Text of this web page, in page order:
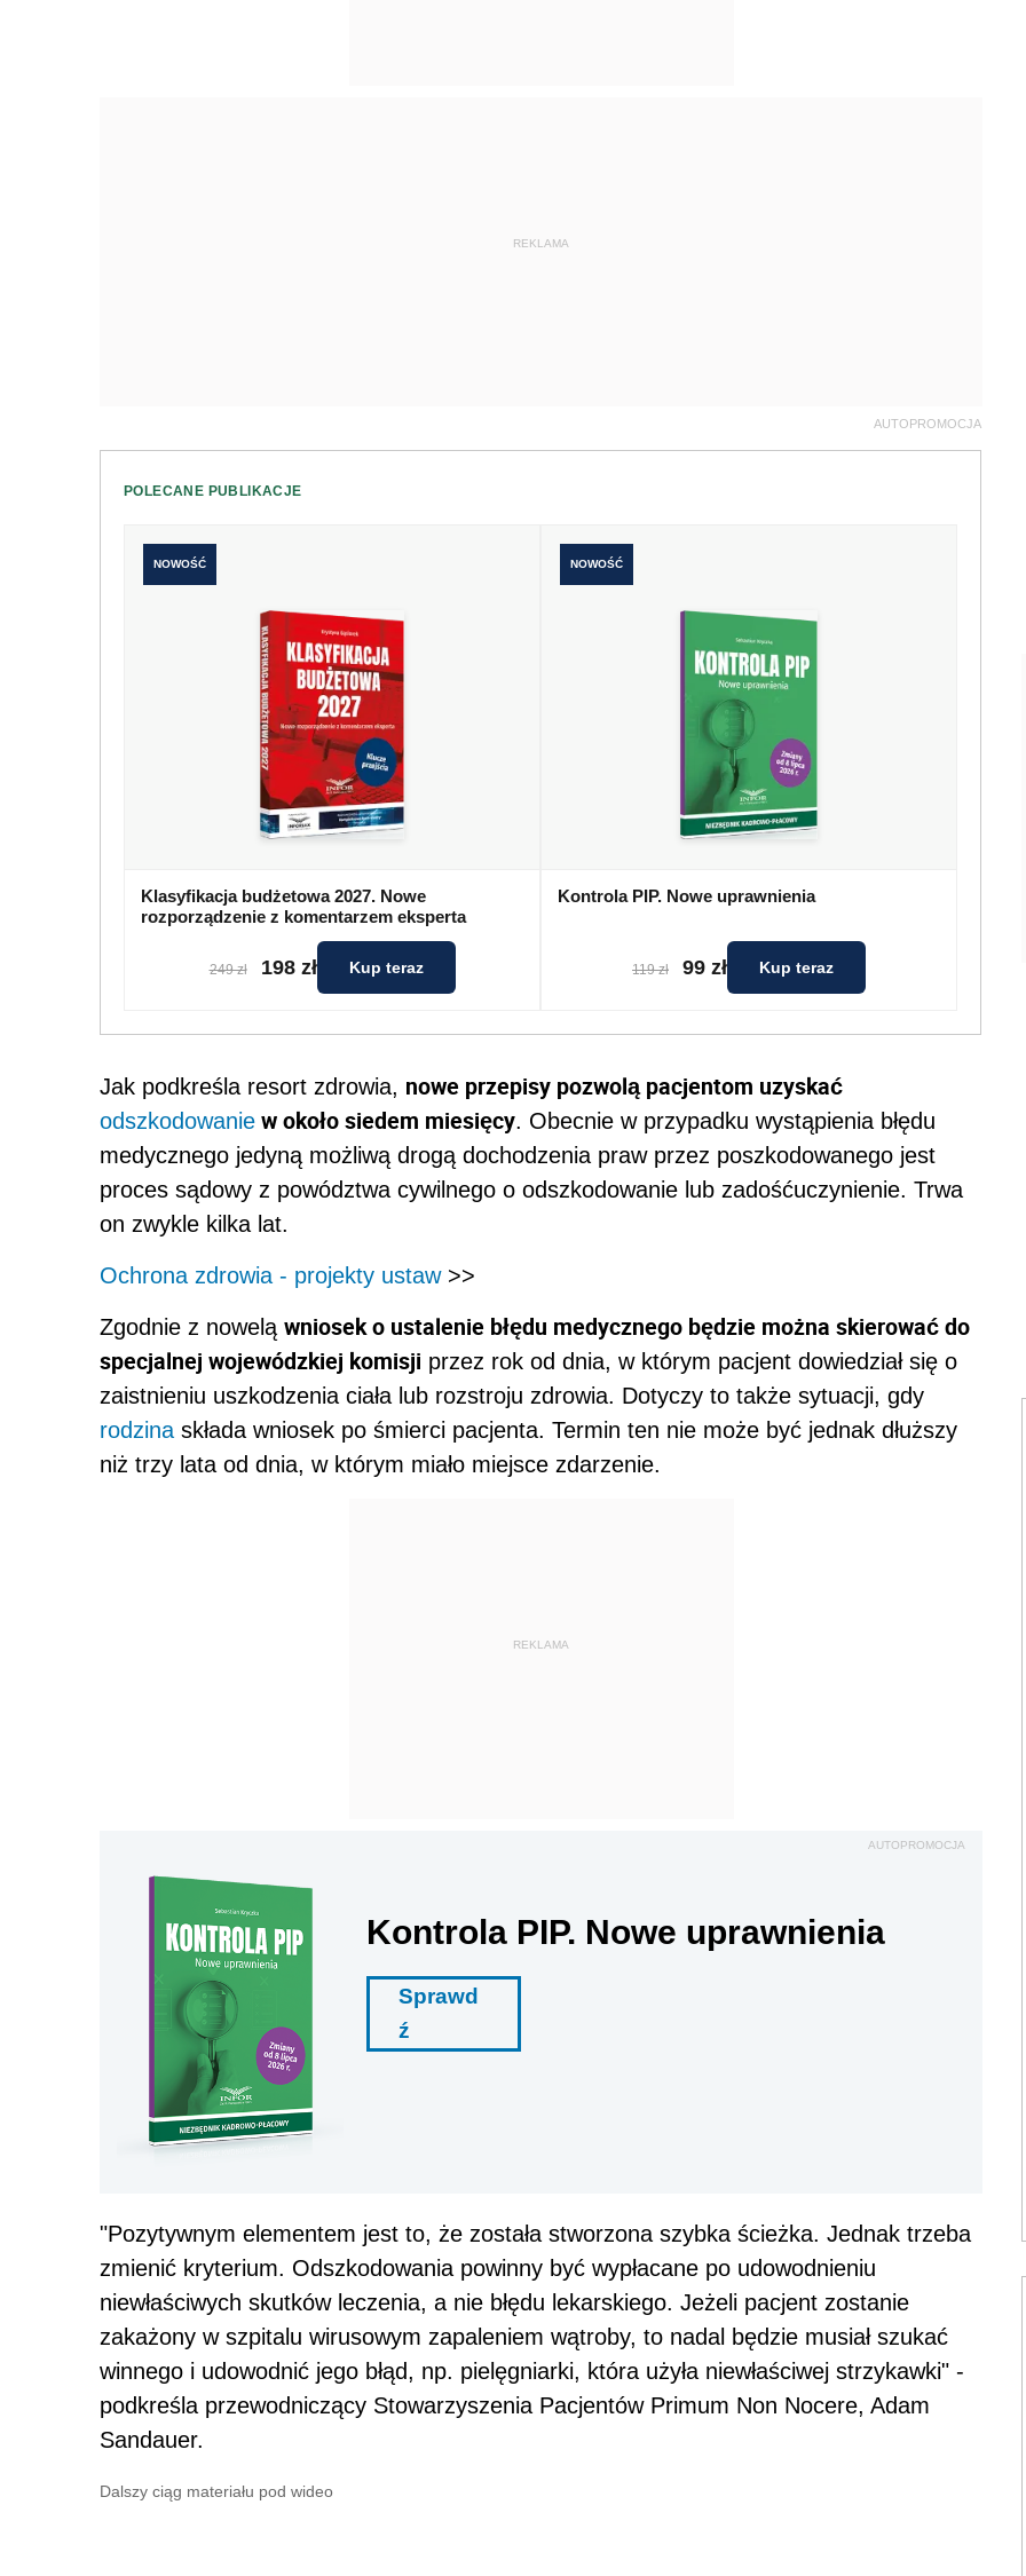
REKLAMA
AUTOPROMOCJA
POLECANE PUBLIKACJE
NOWOŚĆ
Klasyfikacja budżetowa 2027. Nowe
rozporządzenie z komentarzem eksperta
249 zł 198 zł Kup teraz
NOWOŚĆ
Kontrola PIP. Nowe uprawnienia
119 zł 99 zł Kup teraz
Jak podkreśla resort zdrowia, nowe przepisy pozwolą pacjentom uzyskać
odszkodowanie w około siedem miesięcy. Obecnie w przypadku wystąpienia błędu
medycznego jedyną możliwą drogą dochodzenia praw przez poszkodowanego jest
proces sądowy z powództwa cywilnego o odszkodowanie lub zadośćuczynienie. Trwa
on zwykle kilka lat.
Ochrona zdrowia - projekty ustaw>>
Zgodnie z nowelą wniosek o ustalenie błędu medycznego będzie można skierować do
specjalnej wojewódzkiej komisji przez rok od dnia, w którym pacjent dowiedział się o
zaistnieniu uszkodzenia ciała lub rozstroju zdrowia. Dotyczy to także sytuacji, gdy
rodzina składa wniosek po śmierci pacjenta. Termin ten nie może być jednak dłuższy
niż trzy lata od dnia, w którym miało miejsce zdarzenie.
REKLAMA
AUTOPROMOCJA
Kontrola PIP. Nowe uprawnienia
Sprawd
ź
"Pozytywnym elementem jest to, że została stworzona szybka ścieżka. Jednak trzeba
zmienić kryterium. Odszkodowania powinny być wypłacane po udowodnieniu
niewłaściwych skutków leczenia, a nie błędu lekarskiego. Jeżeli pacjent zostanie
zakażony w szpitalu wirusowym zapaleniem wątroby, to nadal będzie musiał szukać
winnego i udowodnić jego błąd, np. pielęgniarki, która użyła niewłaściwej strzykawki" -
podkreśla przewodniczący Stowarzyszenia Pacjentów Primum Non Nocere, Adam
Sandauer.
Dalszy ciąg materiału pod wideo